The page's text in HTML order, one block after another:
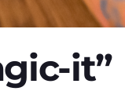
it”